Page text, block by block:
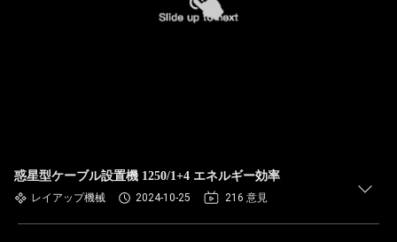
惑星型ケーブル設置機 1250/1+4 エネルギー効率
レイアップ機械 2024-10-25 216 意見